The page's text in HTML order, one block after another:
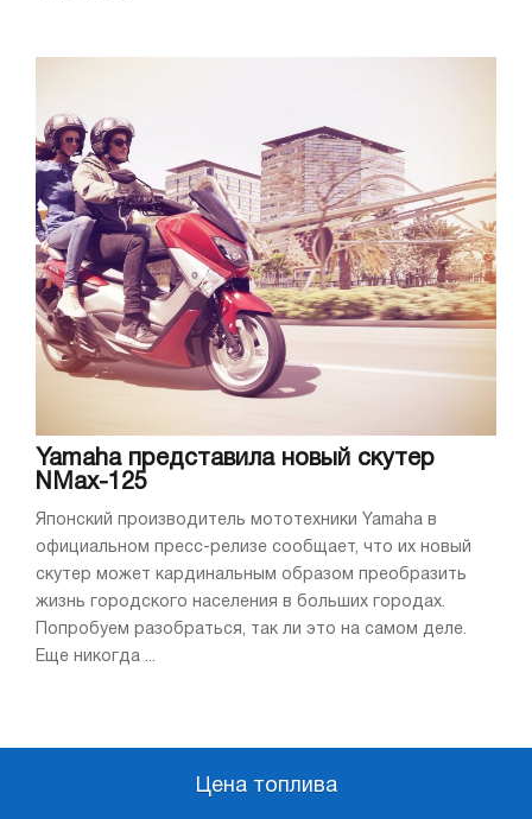
Yamaha представила новый скутер
NMax-125
Японский производитель мототехники Yamaha в
официальном пресс-релизе сообщает, что их новый
скутер может кардинальным образом преобразить
жизнь городского населения в больших городах.
Попробуем разобраться, так ли это на самом деле.
Еще никогда ...
Цена топлива